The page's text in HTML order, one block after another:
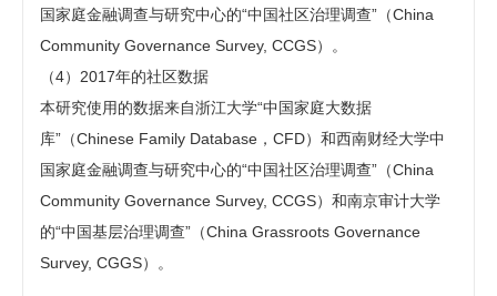
国家庭金融调查与研究中心的“中国社区治理调查”（China
Community Governance Survey, CCGS）。
（4）2017年的社区数据
本研究使用的数据来自浙江大学“中国家庭大数据
库”（Chinese Family Database，CFD）和西南财经大学中
国家庭金融调查与研究中心的“中国社区治理调查”（China
Community Governance Survey, CCGS）和南京审计大学
的“中国基层治理调查”（China Grassroots Governance
Survey, CGGS）。